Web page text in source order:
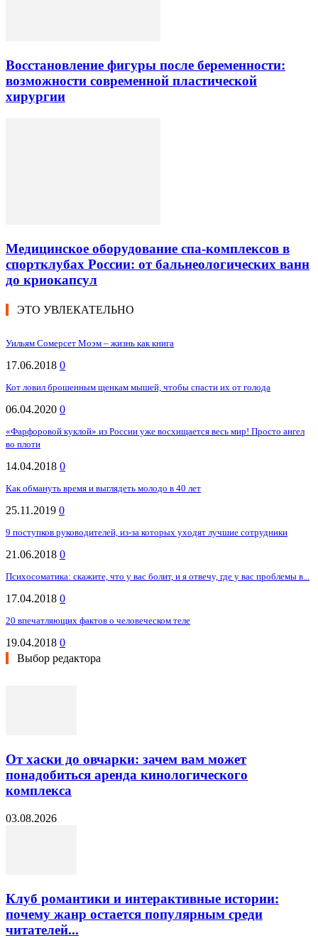
Восстановление фигуры после беременности:
возможности современной пластической
хирургии
Медицинское оборудование спа-комплексов в
спортклубах России: от бальнеологических ванн
до криокапсул
ЭТО УВЛЕКАТЕЛЬНО
Уильям Сомерсет Моэм – жизнь как книга
17.06.2018 0
Кот ловил брошенным щенкам мышей, чтобы спасти их от голода
06.04.2020 0
«Фарфоровой куклой» из России уже восхищается весь мир! Просто ангел
во плоти
14.04.2018 0
Как обмануть время и выглядеть молодо в 40 лет
25.11.2019 0
9 поступков руководителей, из-за которых уходят лучшие сотрудники
21.06.2018 0
Психосоматика: скажите, что у вас болит, и я отвечу, где у вас проблемы в...
17.04.2018 0
20 впечатляющих фактов о человеческом теле
19.04.2018 0
Выбор редактора
От хаски до овчарки: зачем вам может
понадобиться аренда кинологического
комплекса
03.08.2026
Клуб романтики и интерактивные истории:
почему жанр остается популярным среди
читателей...